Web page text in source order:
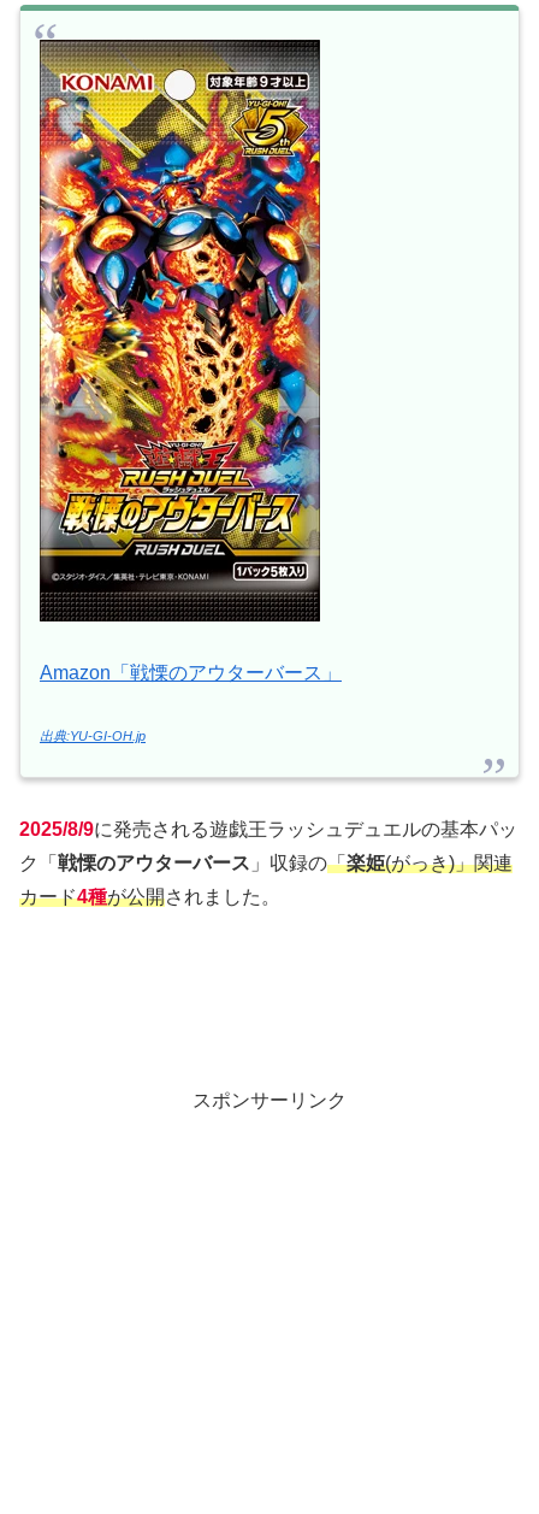
Amazon「戦慄のアウターバース」
出典:YU-GI-OH.jp
2025/8/9に発売される遊戯王ラッシュデュエルの基本パッ
ク「 戦慄のアウターバース 」収録の「楽姫(がっき)」関連
カード4種が公開されました。
スポンサーリンク